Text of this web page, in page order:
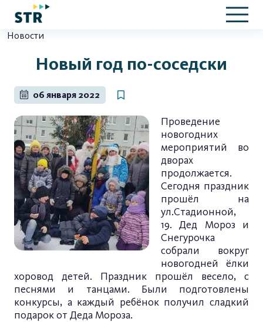
Новости
Новый год по-соседски
06 января 2022
Проведение
новогодних
мероприятий во
дворах
продолжается.
Сегодня праздник
прошёл на
ул.Стадионной,
19. Дед Мороз и
Снегурочка
собрали вокруг
новогодней ёлки
хоровод детей. Праздник прошёл весело, с
песнями и танцами. Были подготовлены
конкурсы, а каждый ребёнок получил сладкий
подарок от Деда Мороза.